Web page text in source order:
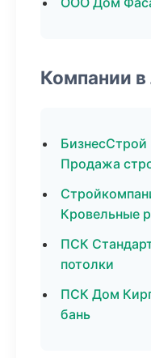
Компании
Продажа
Кровельные
ПСК
потолки
ПСК Дом
бань